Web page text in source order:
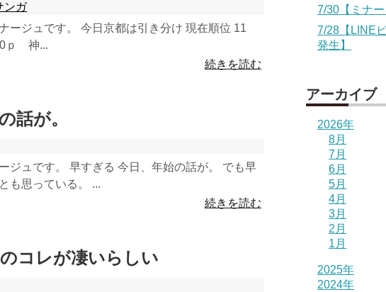
ンガ
ージュです。 今日京都は引き分け 現在順位 11
ｐ 神...
続きを読む
話が。
ジュです。 早すぎる 今日、年始の話が。 でも早
も思っている。 ...
続きを読む
コレが凄いらしい
7/30【ミナー
7/28【LINE
発生】
アーカイブ
2026年
8月
7月
6月
5月
4月
3月
2月
1月
2025年
2024年